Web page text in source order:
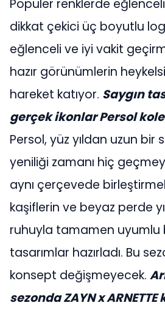
Popüler renklerde
dikkat çekici üç boyutlu
eğlenceli ve iyi vakit
hazır görünümlerin
hareket katıyor. Saygın
gerçek ikonlar Persol
Persol, yüz yıldan uzun bir
yeniliği zamanı hiç
aynı çerçevede
kaşiflerin ve beyaz perde
ruhuyla tamamen uyumlu
tasarımlar hazırladı. Bu
konsept değişmeyecek.
sezonda ZAYN x